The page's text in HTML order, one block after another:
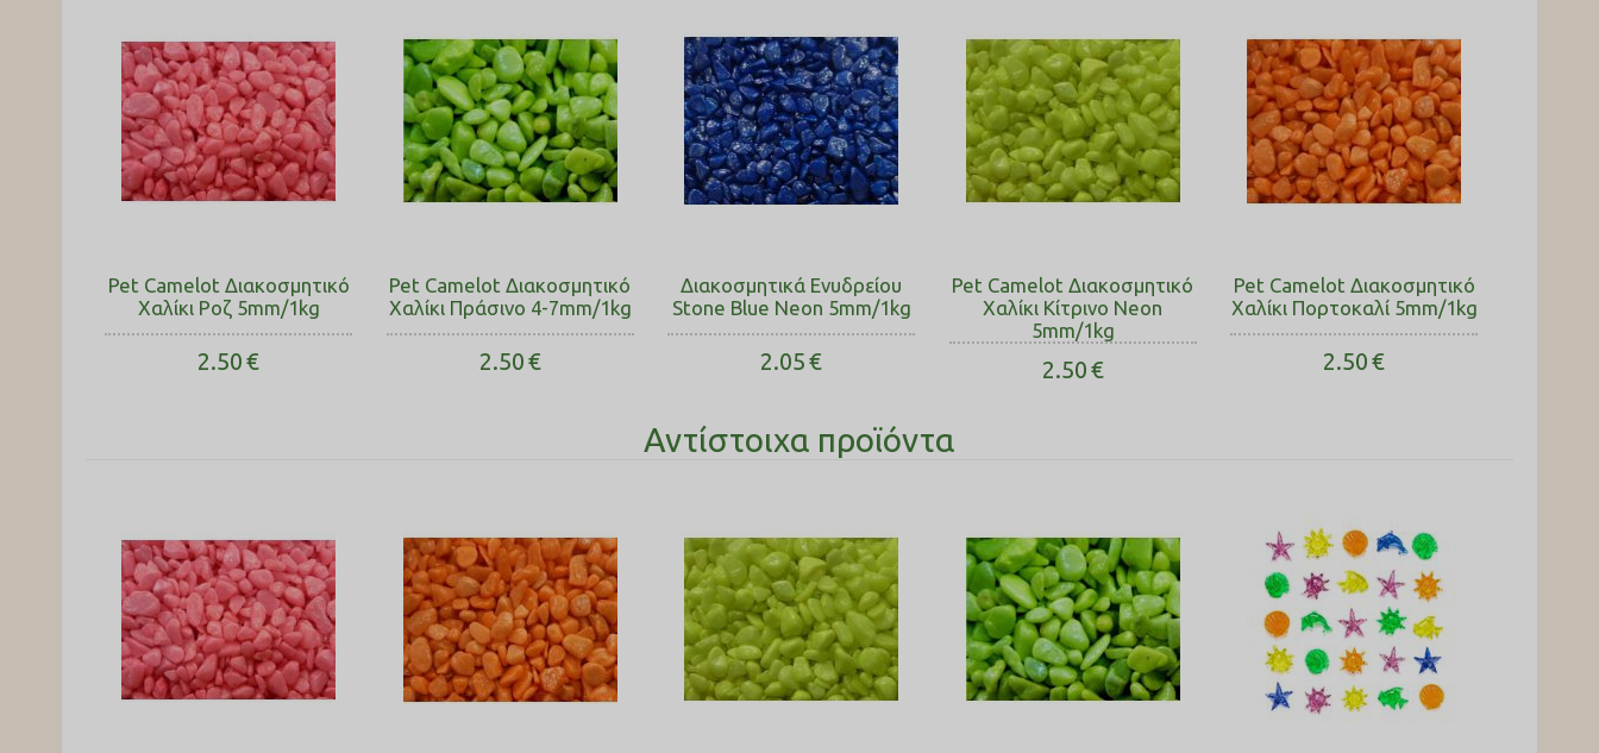
Pet Camelot Διακοσμητικό
Χαλίκι Ροζ 5mm/1kg
2.50€
Pet Camelot Διακοσμητικό
Χαλίκι Πράσινο 4-7mm/1kg
2.50€
Διακοσμητικά Ενυδρείου
Stone Blue Neon 5mm/1kg
2.05€
Pet Camelot Διακοσμητικό
Χαλίκι Κίτρινο Neon
5mm/1kg
2.50€
Pet Camelot Διακοσμητικό
Χαλίκι Πορτοκαλί 5mm/1kg
2.50€
Αντίστοιχα προϊόντα